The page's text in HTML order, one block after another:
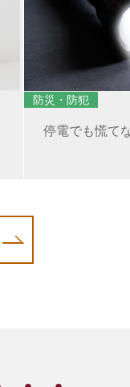
防災・防犯
停電でも慌て